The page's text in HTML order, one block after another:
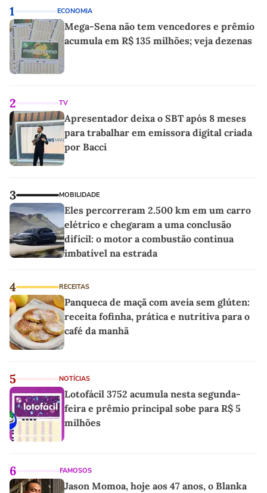
1 ECONOMIA
Mega-Sena não tem vencedores e prêmio
acumula em R$ 135 milhões; veja dezenas
2 TV
Apresentador deixa o SBT após 8 meses
para trabalhar em emissora digital criada
por Bacci
3 MOBILIDADE
Eles percorreram 2.500 km em um carro
elétrico e chegaram a uma conclusão
difícil: o motor a combustão continua
imbatível na estrada
4 RECEITAS
Panqueca de maçã com aveia sem glúten:
receita fofinha, prática e nutritiva para o
café da manhã
5 NOTÍCIAS
Lotofácil 3752 acumula nesta segunda-
feira e prêmio principal sobe para R$ 5
milhões
6 FAMOSOS
Jason Momoa, hoje aos 47 anos, o Blanka